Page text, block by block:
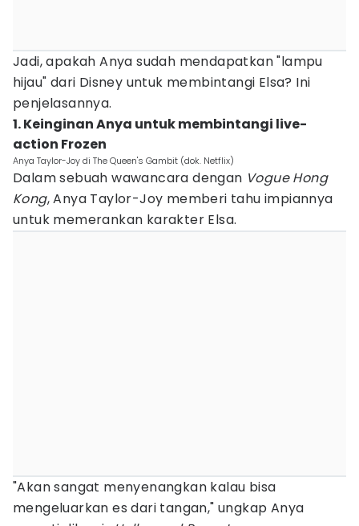
Jadi, apakah Anya sudah mendapatkan "lampu
hijau" dari Disney untuk membintangi Elsa? Ini
penjelasannya.
1. Keinginan Anya untuk membintangi live-
action Frozen
Anya Taylor-Joy di The Queen's Gambit (dok. Netflix)
Dalam sebuah wawancara dengan Vogue Hong
Kong, Anya Taylor-Joy memberi tahu impiannya
untuk memerankan karakter Elsa.
"Akan sangat menyenangkan kalau bisa
mengeluarkan es dari tangan," ungkap Anya